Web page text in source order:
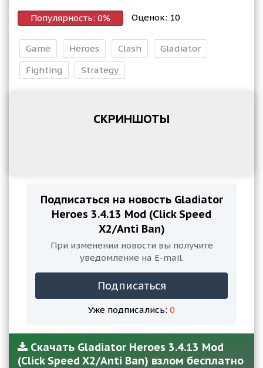
Популярность: 0% Оценок: 10
Game Heroes Clash
Gladiator
Fighting
Strategy
СКРИНШОТЫ
Подписаться на новость Gladiator
Heroes 3.4.13 Mod (Click Speed
X2/Anti Ban)
При изменении новости вы получите
уведомление на E-mail.
Подписаться
Уже подписались: 0
Скачать Gladiator Heroes 3.4.13 Mod
(Click Speed X2/Anti Ban) взлом бесплатно